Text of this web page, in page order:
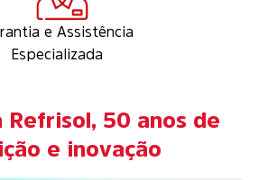
de
Foco na sua satisfação